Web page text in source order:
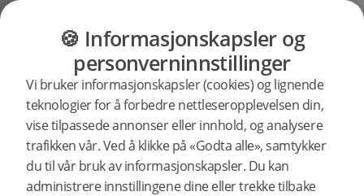
GULV MØBLER PRODUKTER
🍪 Informasjonskapsler og
personverninnstillinger
Vi bruker informasjonskapsler (cookies) og lignende
teknologier for å forbedre nettleseropplevelsen din,
vise tilpassede annonser eller innhold, og analysere
trafikken vår. Ved å klikke på «Godta alle», samtykker
du til vår bruk av informasjonskapsler. Du kan
administrere innstillingene dine eller trekke tilbake
Søkestøtte
etter
spesifikke
produkter
348203 Woodura Fiskeben ERVALLA 2.0
Brukerstøtte Produktstøtte Woodura Fiskeben 2.0
Woodura Fiskeben ERVALLA 2.0
støtte